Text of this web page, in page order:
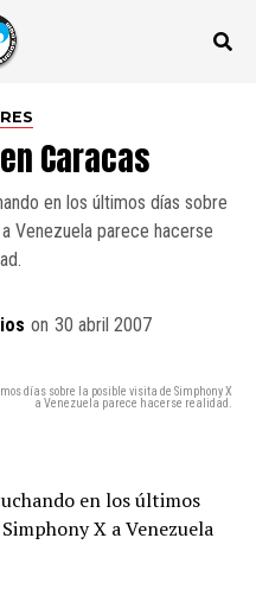
Caracas
en los últimos días sobre
Venezuela parece hacerse
on 30 abril 2007
días sobre la posible visita de Simphony X
a Venezuela parece hacerse realidad.
en los últimos
X a Venezuela